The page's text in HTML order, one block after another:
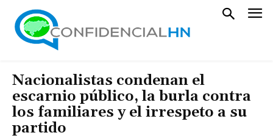
Nacionalistas condenan el
escarnio público, la burla contra
los familiares y el irrespeto a su
partido